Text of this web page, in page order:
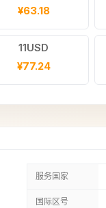
¥63.18
11USD
¥77.24
13USD
¥105.29服务国家
国际区号